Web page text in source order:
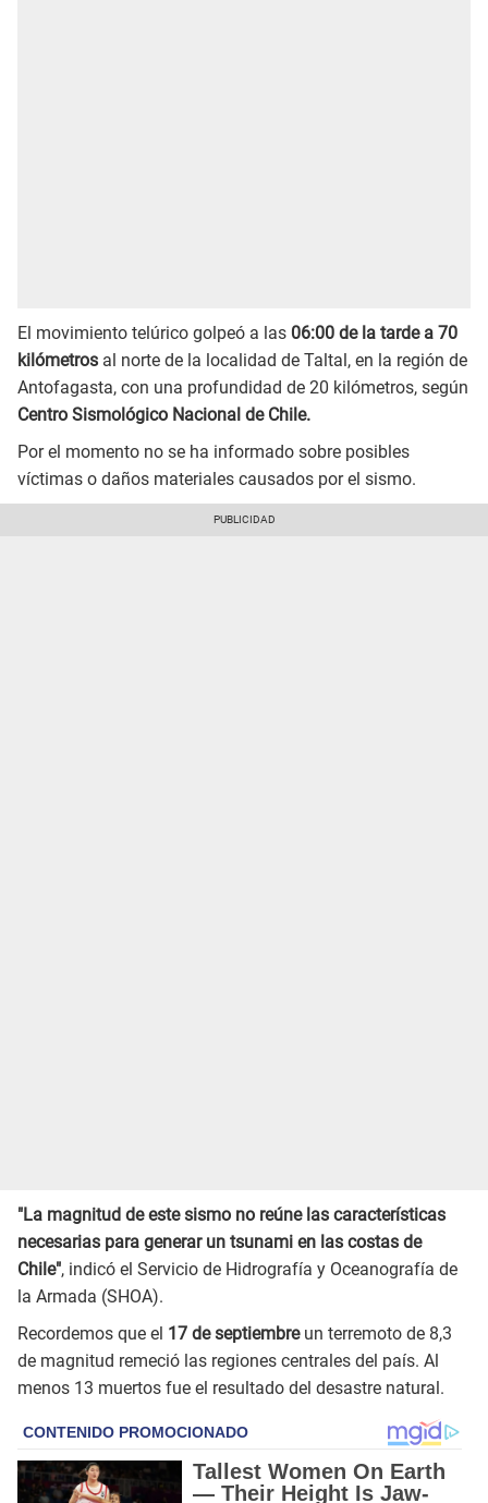
El movimiento telúrico golpeó a las 06:00 de la tarde a 70
kilómetros al norte de la localidad de Taltal, en la región de
Antofagasta, con una profundidad de 20 kilómetros, según
Centro Sismológico Nacional de Chile.
Por el momento no se ha informado sobre posibles
víctimas o daños materiales causados por el sismo.
"La magnitud de este sismo no reúne las características
necesarias para generar un tsunami en las costas de
Chile", indicó el Servicio de Hidrografía y Oceanografía de
la Armada (SHOA).
Recordemos que el 17 de septiembreun terremoto de 8,3
de magnitud remeció las regiones centrales del país. Al
menos 13 muertos fue el resultado del desastre natural.